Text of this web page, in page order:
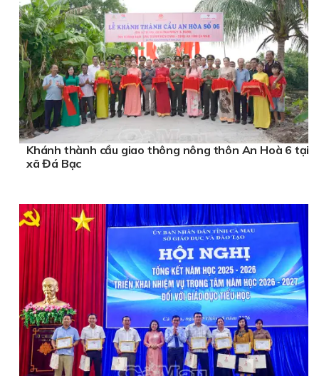
Khánh thành cầu giao thông nông thôn An Hoà 6 tại
xã Đá Bạc